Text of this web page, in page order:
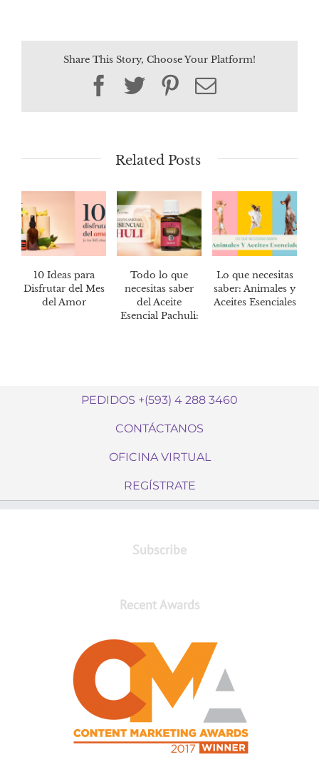
Share This Story, Choose Your Platform!
Facebook
TwitterPinterest
Email
Related Posts
10 Ideas para
Disfrutar del Mes
del Amor
Todo lo que
necesitas saber
del Aceite
Esencial Pachuli:
Lo que necesitas
saber: Animales y
Aceites Esenciales
PEDIDOS +(593) 4 288 3460
CONTÁCTANOS
OFICINA VIRTUAL
REGÍSTRATE
Subscribe
Recent Awards